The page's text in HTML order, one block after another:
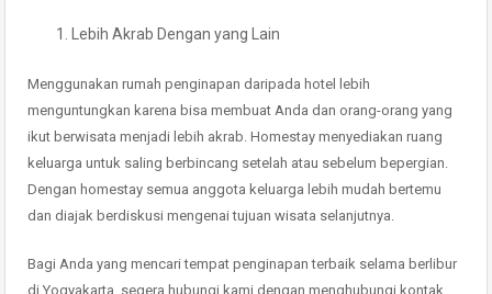
Lebih Akrab Dengan yang Lain
Menggunakan rumah penginapan daripada hotel lebih
menguntungkan karena bisa membuat Anda dan orang-orang yang
ikut berwisata menjadi lebih akrab. Homestay menyediakan ruang
keluarga untuk saling berbincang setelah atau sebelum bepergian.
Dengan homestay semua anggota keluarga lebih mudah bertemu
dan diajak berdiskusi mengenai tujuan wisata selanjutnya.
Bagi Anda yang mencari tempat penginapan terbaik selama berlibur
di Yogyakarta, segera hubungi kami dengan menghubungi kontak